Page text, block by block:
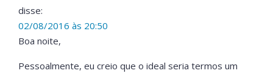
disse:
02/08/2016 às 20:50
Boa noite,
Pessoalmente, eu creio que o ideal seria termos um